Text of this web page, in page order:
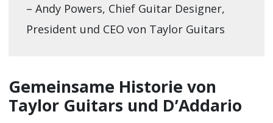
– Andy Powers, Chief Guitar Designer,
President und CEO von Taylor Guitars
Gemeinsame Historie von
Taylor Guitars und D’Addario